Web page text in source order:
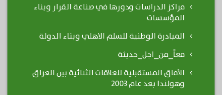
مراكز الدراسات ودورها في صناعة القرار وبناء
المؤسسات
المبادرة الوطنية للسلم الاهلي وبناء الدولة
معاً_من_اجل_حديثة
الأفاق المستقبلية للعلاقات الثنائية بين العراق
وهولندا بعد عام 2003